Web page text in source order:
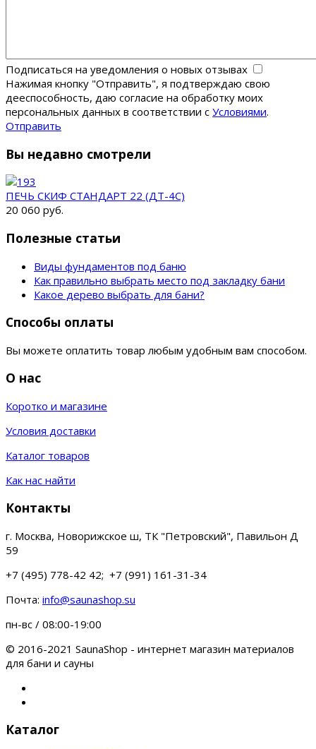
Подписаться на уведомления о новых отзывах
Нажимая кнопку "Отправить", я подтверждаю свою
дееспособность, даю согласие на обработку моих
персональных данных в соответствии с Условиями.
Отправить
Вы недавно смотрели
ПЕЧЬ СКИФ СТАНДАРТ 22 (ДТ-4С)
20 060 руб.
Полезные статьи
Виды фундаментов под баню
Как правильно выбрать место под закладку бани
Какое дерево выбрать для бани?
Способы оплаты
Вы можете оплатить товар любым удобным вам способом.
О нас
Коротко и магазине
Условия доставки
Каталог товаров
Как нас найти
Контакты
г. Москва, Новорижское ш, ТК "Петровский", Павильон Д
59
+7 (495) 778-42 42; +7 (991) 161-31-34
Почта: info@saunashop.su
пн-вс / 08:00-19:00
© 2016-2021 SaunaShop - интернет магазин материалов
для бани и сауны
Каталог